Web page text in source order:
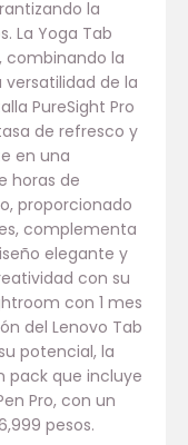
la
La Yoga Tab
combinando la
de la
PureSight Pro
de refresco y
en una
horas de
proporcionado
complementa
elegante y
con su
con 1 mes
del Lenovo Tab
potencial, la
pack que incluye
Pro, con un
pesos.